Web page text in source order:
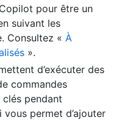
pour être un
suivant les
Consultez « À
».
d’exécuter des
commandes
pendant
vous permet d’ajouter